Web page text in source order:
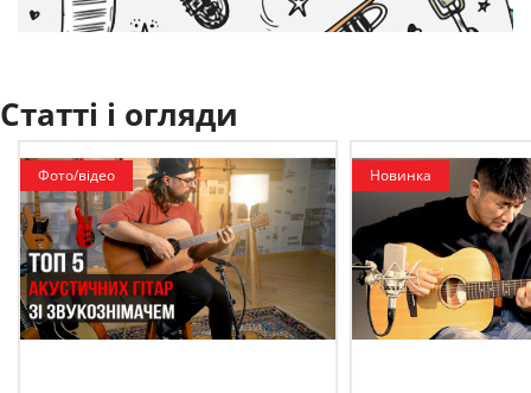
Статті і огляди
Фото/відео Новинка